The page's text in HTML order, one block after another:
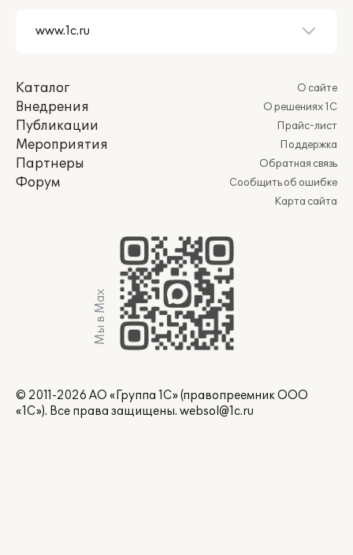
Каталог
Внедрения
Публикации
Мероприятия
Партнеры
Форум
О сайте
О решениях 1С
Прайс-лист
Поддержка
Обратная связь
Сообщить об ошибке
Карта сайта
Мы в Max
© 2011-2026 АО «Группа 1С» (правопреемник ООО
«1С»). Все права защищены. websol@1c.ru